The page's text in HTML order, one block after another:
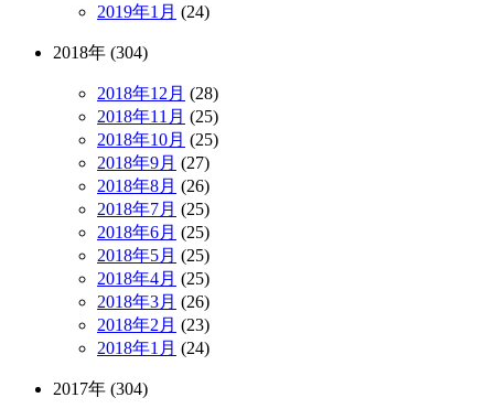
2019年1月 (24)
2018年 (304)
2018年12月 (28)
2018年11月 (25)
2018年10月 (25)
2018年9月 (27)
2018年8月 (26)
2018年7月 (25)
2018年6月 (25)
2018年5月 (25)
2018年4月 (25)
2018年3月 (26)
2018年2月 (23)
2018年1月 (24)
2017年 (304)